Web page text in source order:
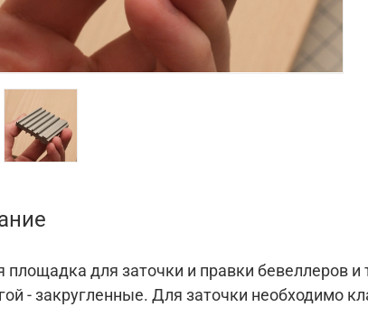
для заточки и правки бевеллеров и
- закругленные. Для заточки необходимо